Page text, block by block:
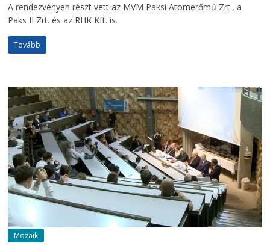
A rendezvényen részt vett az MVM Paksi Atomerőmű Zrt., a
Paks II Zrt. és az RHK Kft. is.
Tovább
Mozaik